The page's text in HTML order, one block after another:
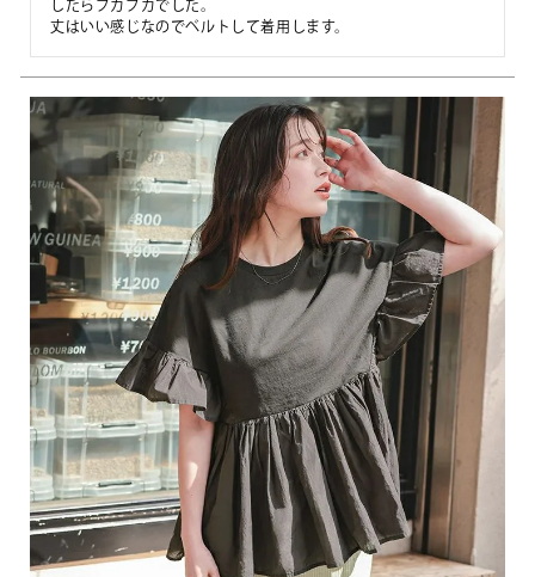
したらブカブカでした。
丈はいい感じなのでベルトして着用します。